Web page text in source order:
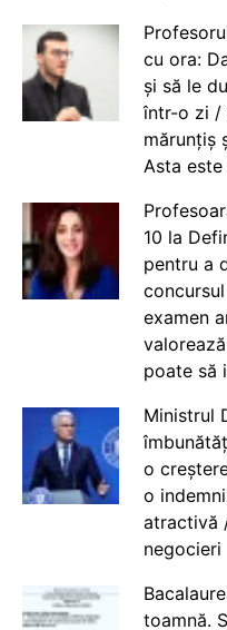
cu ora:
și să le
într-o zi /
mărunțiș
Asta
10 la
pentru a
examen
poate să
Ministrul
o
o
atractivă
negocieri
toamnă.